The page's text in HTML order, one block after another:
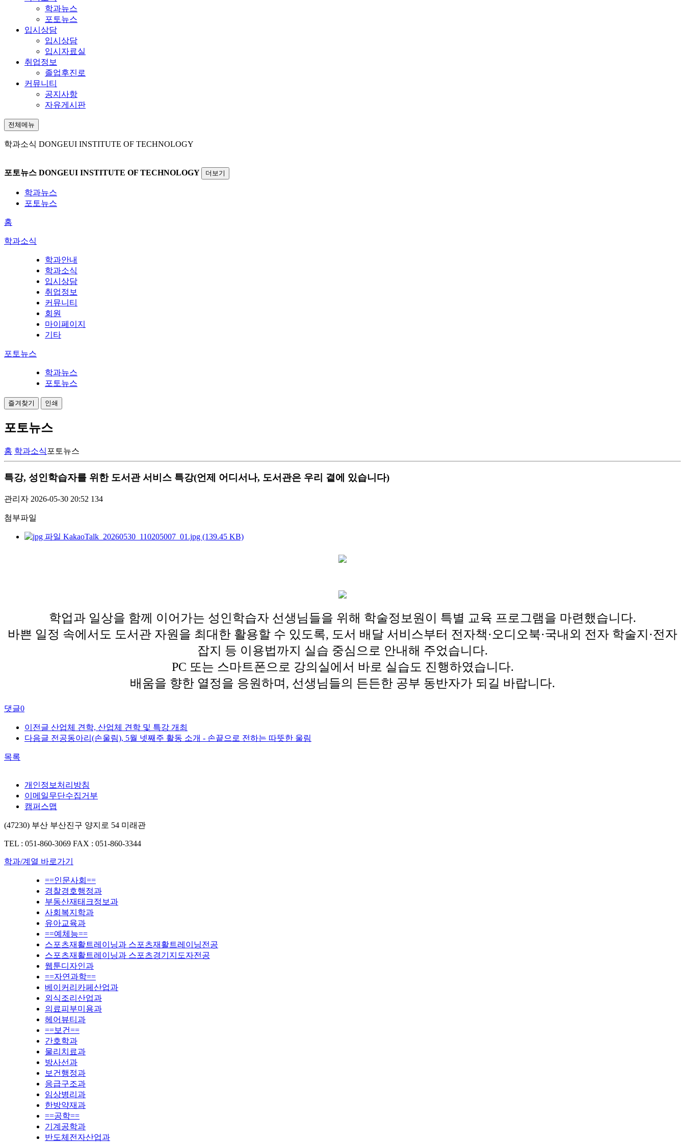
학과뉴스
포토뉴스
입시상담
입시상담
입시자료실
취업정보
졸업후진로
커뮤니티
공지사항
자유게시판
전체메뉴
학과소식 DONGEUI INSTITUTE OF TECHNOLOGY
포토뉴스 DONGEUI INSTITUTE OF TECHNOLOGY 더보기
학과뉴스
포토뉴스
홈
학과소식
학과안내
학과소식
입시상담
취업정보
커뮤니티
회원
마이페이지
기타
포토뉴스
학과뉴스
포토뉴스
즐겨찾기 인쇄
포토뉴스
홈 학과소식 포토뉴스
특강, 성인학습자를 위한 도서관 서비스 특강(언제 어디서나, 도서관은 우리 곁에 있습니다)
관리자 2026-05-30 20:52 134
첨부파일
KakaoTalk_20260530_110205007_01.jpg (139.45 KB)
학업과 일상을 함께 이어가는 성인학습자 선생님들을 위해 학술정보원이 특별 교육 프로그램을 마련했습니다.
바쁜 일정 속에서도 도서관 자원을 최대한 활용할 수 있도록, 도서 배달 서비스부터 전자책·오디오북·국내외 전자 학술지·전자
잡지 등 이용법까지 실습 중심으로 안내해 주었습니다.
PC 또는 스마트폰으로 강의실에서 바로 실습도 진행하였습니다.
배움을 향한 열정을 응원하며, 선생님들의 든든한 공부 동반자가 되길 바랍니다.
댓글0
이전글 산업체 견학, 산업체 견학 및 특강 개최
다음글 전공동아리(손울림), 5월 넷째주 활동 소개 - 손끝으로 전하는 따뜻한 울림
목록
개인정보처리방침
이메일무단수집거부
캠퍼스맵
(47230) 부산 부산진구 양지로 54 미래관
TEL : 051-860-3069 FAX : 051-860-3344
학과/계열 바로가기
==인문사회==
경찰경호행정과
부동산재태크정보과
사회복지학과
유아교육과
==예체능==
스포츠재활트레이닝과 스포츠재활트레이닝전공
스포츠재활트레이닝과 스포츠경기지도자전공
웹툰디자인과
==자연과학==
베이커리카페산업과
외식조리산업과
의료피부미용과
헤어뷰티과
==보건==
간호학과
물리치료과
방사선과
보건행정과
응급구조과
임상병리과
한방약재과
==공학==
기계공학과
반도체전자산업과